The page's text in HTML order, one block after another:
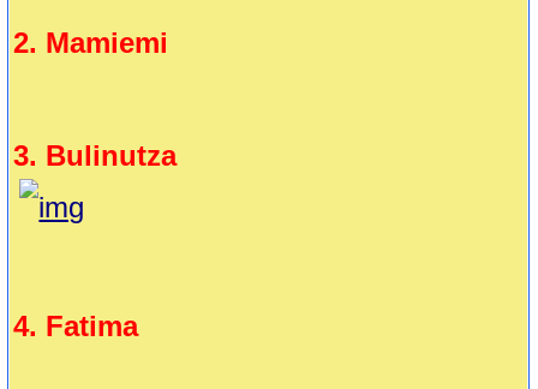
2. Mamiemi
3. Bulinutza
4. Fatima